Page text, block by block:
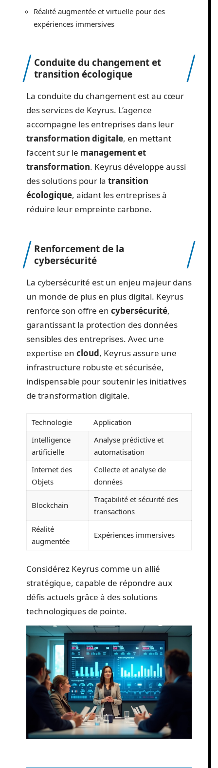
Réalité augmentée et virtuelle pour des
expériences immersives
Conduite du changement et
transition écologique
La conduite du changement est au cœur
des services de Keyrus. L’agence
accompagne les entreprises dans leur
transformation digitale, en mettant
l’accent sur le management et
transformation. Keyrus développe aussi
des solutions pour la transition
écologique, aidant les entreprises à
réduire leur empreinte carbone.
Renforcement de la
cybersécurité
La cybersécurité est un enjeu majeur dans
un monde de plus en plus digital. Keyrus
renforce son offre en cybersécurité,
garantissant la protection des données
sensibles des entreprises. Avec une
expertise en cloud, Keyrus assure une
infrastructure robuste et sécurisée,
indispensable pour soutenir les initiatives
de transformation digitale.
Technologie
Application
Intelligence
artificielle
Analyse prédictive et
automatisation
Internet des
Objets
Collecte et analyse de
données
Blockchain
Traçabilité et sécurité des
transactions
Réalité
augmentée
Expériences immersives
Considérez Keyrus comme un allié
stratégique, capable de répondre aux
défis actuels grâce à des solutions
technologiques de pointe.